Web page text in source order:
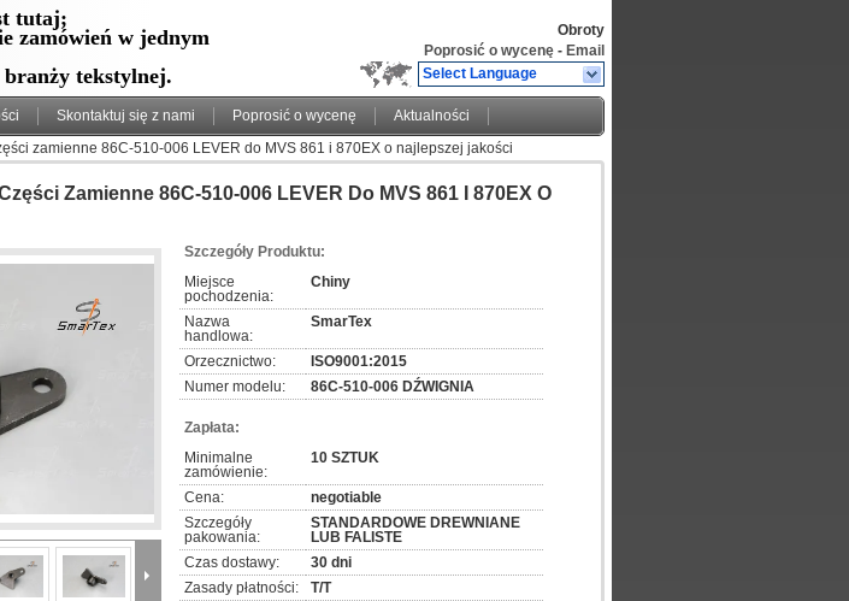
tutaj;
zamówień w jednym
tekstylnej.
Obroty
Poprosić o wycenę - Email
Select Language
Skontaktuj się z nami Poprosić o wycenę
Aktualności
zamienne 86C-510-006 LEVER do MVS 861 i 870EX o najlepszej jakości
Zamienne 86C-510-006 LEVER Do MVS 861 I 870EX O
Szczegóły Produktu:
Miejsce
pochodzenia:
Chiny
Nazwa
handlowa:
SmarTex
Orzecznictwo:
ISO9001:2015
Numer modelu:
86C-510-006 DŹWIGNIA
Zapłata:
Minimalne
zamówienie:
10 SZTUK
Cena:
negotiable
Szczegóły
pakowania:
STANDARDOWE DREWNIANE
LUB FALISTE
Czas dostawy:
30 dni
Zasady płatności:
T/T